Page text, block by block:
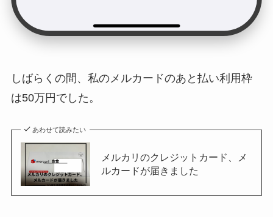
しばらくの間、私のメルカードのあと払い利用枠
は50万円でした。
あわせて読みたい
メルカリのクレジットカード、メ
ルカードが届きました